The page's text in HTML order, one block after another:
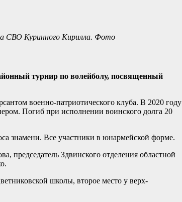
СВО Куринного Кирилла. Фото
турнир по волейболу, посвященный
военно-патриотического клуба. В 2020 году
Погиб при исполнении воинского долга 20
знамени. Все участники в юнармейской форме.
председатель Здвинского отделения областной
школы, второе место у верх-